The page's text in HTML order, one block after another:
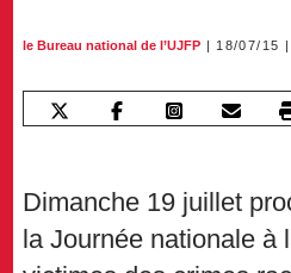
le Bureau national de l’UJFP 18/07/15
Dimanche 19 juillet
la Journée nationale à